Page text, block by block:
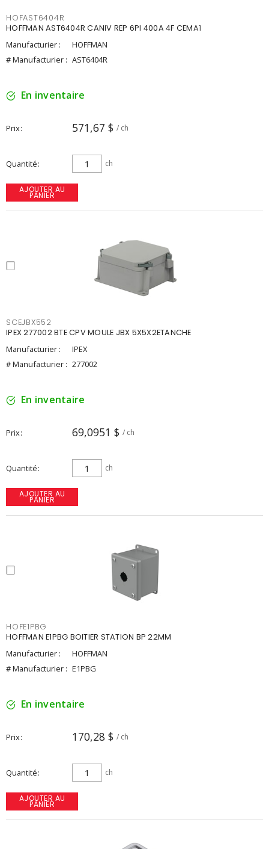
HOFAST6404R
HOFFMAN AST6404R CANIV REP 6PI 400A 4F CEMA1
Manufacturier :
HOFFMAN
# Manufacturier : AST6404R
En inventaire
Prix 571,67 $ / ch
Quantité ch
AJOUTER AU
PANIER
SCEJBX552
IPEX 277002 BTE CPV MOULE JBX 5X5X2ETANCHE
Manufacturier :
IPEX
# Manufacturier : 277002
En inventaire
Prix 69,0951 $ / ch
Quantité ch
AJOUTER AU
PANIER
HOFE1PBG
HOFFMAN E1PBG BOITIER STATION BP 22MM
Manufacturier :
HOFFMAN
# Manufacturier : E1PBG
En inventaire
Prix 170,28 $ / ch
Quantité ch
AJOUTER AU
PANIER